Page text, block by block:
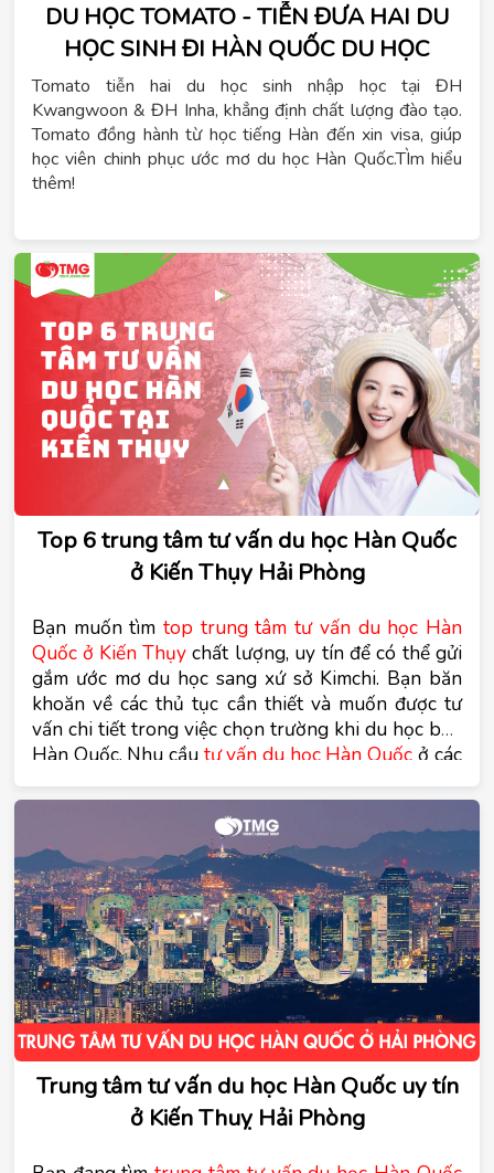
DU HỌC TOMATO - TIỄN ĐƯA HAI DU
HỌC SINH ĐI HÀN QUỐC DU HỌC
Tomato tiễn hai du học sinh nhập học tại ĐH
Kwangwoon & ĐH Inha, khẳng định chất lượng đào tạo.
Tomato đồng hành từ học tiếng Hàn đến xin visa, giúp
học viên chinh phục ước mơ du học Hàn Quốc.TÌm hiểu
thêm!
Top 6 trung tâm tư vấn du học Hàn Quốc
ở Kiến Thụy Hải Phòng
Bạn muốn tìm top trung tâm tư vấn du học Hàn
Quốc ở Kiến Thụy chất lượng, uy tín để có thể gửi
gắm ước mơ du học sang xứ sở Kimchi. Bạn băn
khoăn về các thủ tục cần thiết và muốn được tư
vấn chi tiết trong việc chọn trường khi du học bên
Hàn Quốc. Nhu cầu tư vấn du học Hàn Quốc ở các
địa phương của Hải Phòng trong đó có Kiến Thụy
vì sao ngày một tăng. Cùng tìm hiểu những nội
dung trên trong bài viết dưới đây của trung tâm tư
vấn du học Hàn Quốc Tomato
Trung tâm tư vấn du học Hàn Quốc uy tín
ở Kiến Thuỵ Hải Phòng